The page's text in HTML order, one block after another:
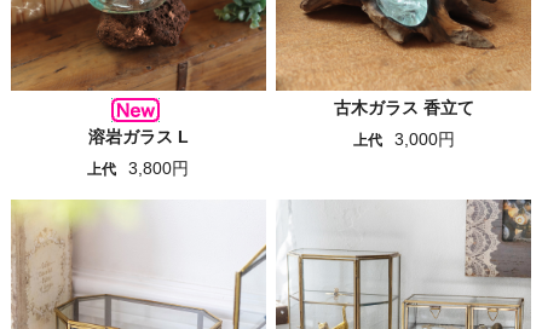
溶岩ガラス L
上代 3,800円
古木ガラス 香立て
上代 3,000円